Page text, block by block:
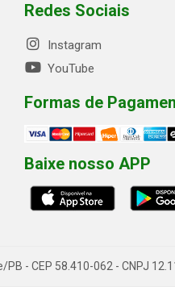
Redes Sociais
Instagram
YouTube
Formas de
Baixe nosso APP
- CEP 58.410-062 - CNPJ